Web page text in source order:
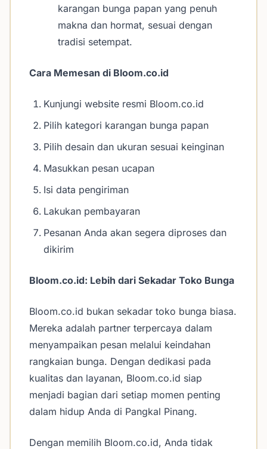
karangan bunga papan yang penuh
makna dan hormat, sesuai dengan
tradisi setempat.
Cara Memesan di Bloom.co.id
Kunjungi website resmi Bloom.co.id
Pilih kategori karangan bunga papan
Pilih desain dan ukuran sesuai keinginan
Masukkan pesan ucapan
Isi data pengiriman
Lakukan pembayaran
Pesanan Anda akan segera diproses dan
dikirim
Bloom.co.id: Lebih dari Sekadar Toko Bunga
Bloom.co.id bukan sekadar toko bunga biasa.
Mereka adalah partner terpercaya dalam
menyampaikan pesan melalui keindahan
rangkaian bunga. Dengan dedikasi pada
kualitas dan layanan, Bloom.co.id siap
menjadi bagian dari setiap momen penting
dalam hidup Anda di Pangkal Pinang.
Dengan memilih Bloom.co.id, Anda tidak